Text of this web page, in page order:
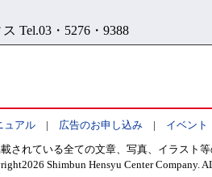
Tel.03・5276・9388
ュアル| 広告のお申し込み| イベント
されている全ての文章、写真、イラスト等
2026 Shimbun Hensyu Center Company.